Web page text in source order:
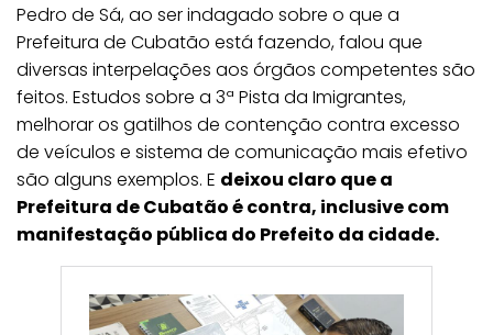
Pedro de Sá, ao ser indagado sobre o que a
Prefeitura de Cubatão está fazendo, falou que
diversas interpelações aos órgãos competentes são
feitos. Estudos sobre a 3ª Pista da Imigrantes,
melhorar os gatilhos de contenção contra excesso
de veículos e sistema de comunicação mais efetivo
são alguns exemplos. E deixou claro que a
Prefeitura de Cubatão é contra, inclusive com
manifestação pública do Prefeito da cidade.